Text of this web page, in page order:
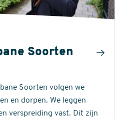
Soorten
Soorten volgen we
en dorpen. We leggen
verspreiding vast. Dit zijn